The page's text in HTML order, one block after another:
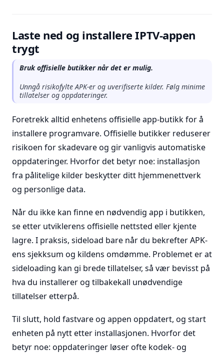
Laste ned og installere IPTV-appen
trygt
Bruk offisielle butikker når det er mulig.
Unngå risikofylte APK-er og uverifiserte kilder. Følg minime
tillatelser og oppdateringer.
Foretrekk alltid enhetens offisielle app-butikk for å
installere programvare. Offisielle butikker reduserer
risikoen for skadevare og gir vanligvis automatiske
oppdateringer. Hvorfor det betyr noe: installasjon
fra pålitelige kilder beskytter ditt hjemmenettverk
og personlige data.
Når du ikke kan finne en nødvendig app i butikken,
se etter utviklerens offisielle nettsted eller kjente
lagre. I praksis, sideload bare når du bekrefter APK-
ens sjekksum og kildens omdømme. Problemet er at
sideloading kan gi brede tillatelser, så vær bevisst på
hva du installerer og tilbakekall unødvendige
tillatelser etterpå.
Til slutt, hold fastvare og appen oppdatert, og start
enheten på nytt etter installasjonen. Hvorfor det
betyr noe: oppdateringer løser ofte kodek- og